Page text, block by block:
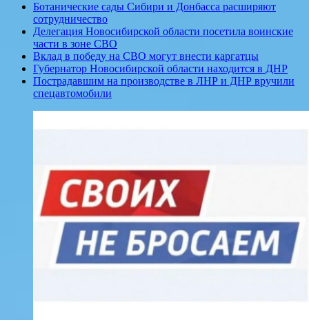
Ботанические сады Сибири и Донбасса расширяют
сотрудничество
Делегация Новосибирской области посетила воинские
части в зоне СВО
Вклад в победу на СВО могут внести каргатцы
Губернатор Новосибирской области находится в ДНР
Пострадавшим на производстве в ЛНР и ДНР вручили
спецавтомобили